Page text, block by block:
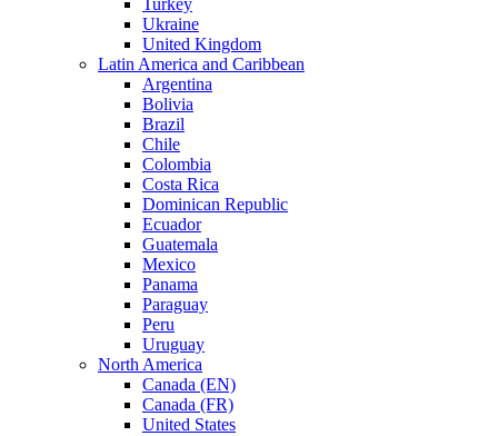
Turkey
Ukraine
United Kingdom
Latin America and Caribbean
Argentina
Bolivia
Brazil
Chile
Colombia
Costa Rica
Dominican Republic
Ecuador
Guatemala
Mexico
Panama
Paraguay
Peru
Uruguay
North America
Canada (EN)
Canada (FR)
United States